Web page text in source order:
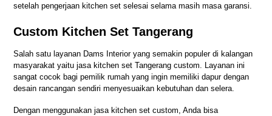
setelah pengerjaan kitchen set selesai selama masih masa garansi.
Custom Kitchen Set Tangerang
Salah satu layanan Dams Interior yang semakin populer di kalangan
masyarakat yaitu jasa kitchen set Tangerang custom. Layanan ini
sangat cocok bagi pemilik rumah yang ingin memiliki dapur dengan
desain rancangan sendiri menyesuaikan kebutuhan dan selera.
Dengan menggunakan jasa kitchen set custom, Anda bisa